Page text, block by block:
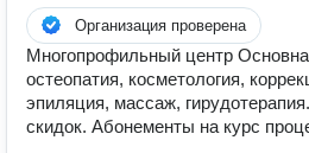
Организация проверена
Многопрофильный центр
остеопатия, косметология,
эпиляция, массаж,
скидок. Абонементы на курс